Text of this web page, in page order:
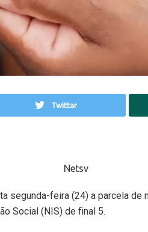
Twittar
segunda-feira (24) a parcela de
Social (NIS) de final 5.